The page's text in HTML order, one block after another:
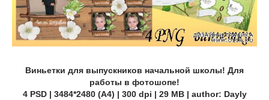
Виньетки для выпускников начальной школы! Для
работы в фотошопе!
4 PSD | 3484*2480 (A4) | 300 dpi | 29 MB | author: Dayly